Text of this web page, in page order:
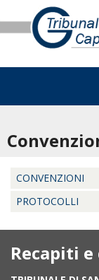
CONVENZIONI
PROTOCOLLI
Recapiti